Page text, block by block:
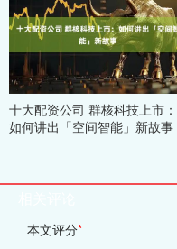
十大配资公司 群核科技上市：
如何讲出「空间智能」新故事
本文评分*